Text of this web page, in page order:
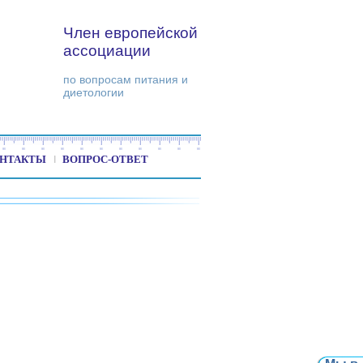
Член европейской
ассоциации
по вопросам питания и
диетологии
ВОПРОС-ОТВЕТ